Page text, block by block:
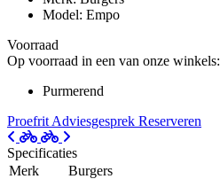
Model: Empo
Voorraad
Op voorraad in een van onze winkels:
Purmerend
Proefrit Adviesgesprek Reserveren
Specificaties
Merk
Burgers